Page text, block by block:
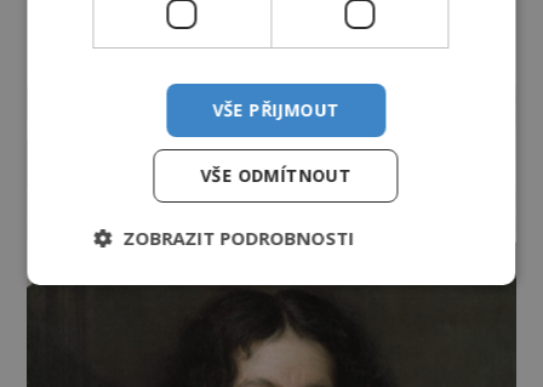
VŠE PŘIJMOUT
VŠE ODMÍTNOUT
ZOBRAZIT PODROBNOSTI